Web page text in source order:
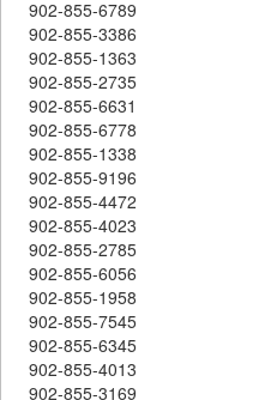
902-855-6789
902-855-3386
902-855-1363
902-855-2735
902-855-6631
902-855-6778
902-855-1338
902-855-9196
902-855-4472
902-855-4023
902-855-2785
902-855-6056
902-855-1958
902-855-7545
902-855-6345
902-855-4013
902-855-3169